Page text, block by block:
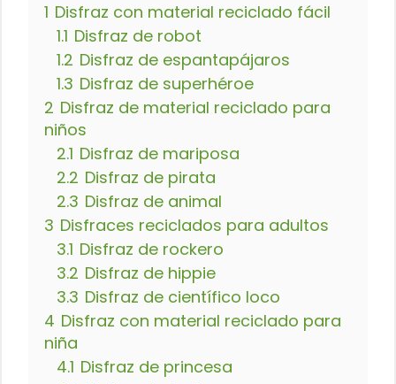
1 Disfraz con material reciclado fácil
1.1 Disfraz de robot
1.2 Disfraz de espantapájaros
1.3 Disfraz de superhéroe
2 Disfraz de material reciclado para
niños
2.1 Disfraz de mariposa
2.2 Disfraz de pirata
2.3 Disfraz de animal
3 Disfraces reciclados para adultos
3.1 Disfraz de rockero
3.2 Disfraz de hippie
3.3 Disfraz de científico loco
4 Disfraz con material reciclado para
niña
4.1 Disfraz de princesa